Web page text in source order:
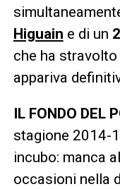
Higuain e di un
che ha
appariva
IL FONDO DEL
stagione 2014-
incubo: manca
occasioni nella